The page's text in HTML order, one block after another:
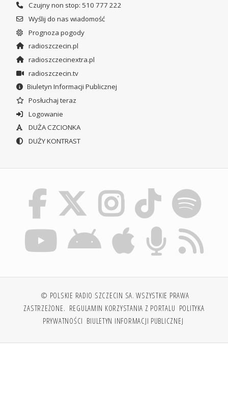
Czujny non stop: 510 777 222
Wyślij do nas wiadomość
Prognoza pogody
radioszczecin.pl
radioszczecinextra.pl
radioszczecin.tv
Biuletyn Informacji Publicznej
Posłuchaj teraz
Logowanie
DUŻA CZCIONKA
DUŻY KONTRAST
© POLSKIE RADIO SZCZECIN SA. WSZYSTKIE PRAWA
ZASTRZEŻONE. REGULAMIN KORZYSTANIA Z PORTALU POLITYKA
PRYWATNOŚCI BIULETYN INFORMACJI PUBLICZNEJ